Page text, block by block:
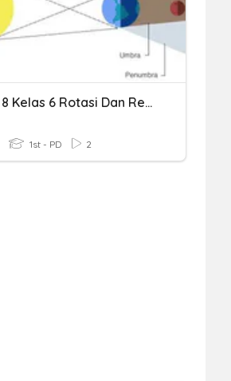
Tema 8 Kelas 6 Rotasi Dan Revolusi Bumi
1st - PD 2